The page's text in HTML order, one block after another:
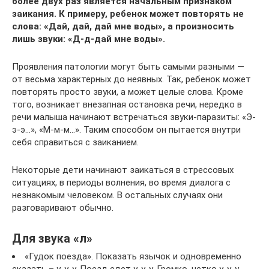
заикания. К примеру, ребенок может повторять не
слова: «Дай, дай, дай мне воды», а произносить
лишь звуки: «Д-д-дай мне воды».
Проявления патологии могут быть самыми разными —
от весьма характерных до неявных. Так, ребенок может
повторять просто звуки, а может целые слова. Кроме
того, возникает внезапная остановка речи, нередко в
речи малыша начинают встречаться звуки-паразиты: «Э-
э-э…», «М-м-м…». Таким способом он пытается внутри
себя справиться с заиканием.
Некоторые дети начинают заикаться в стрессовых
ситуациях, в периоды волнения, во время диалога с
незнакомым человеком. В остальных случаях они
разговаривают обычно.
Для звука «л»
«Гудок поезда». Показать язычок и одновременно